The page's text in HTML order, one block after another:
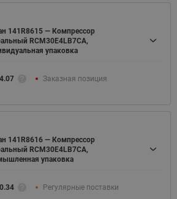
141R8615 — Компрессор
RCM30E4LB7CA,
упаковка
Заказная позиция
141R8616 — Компрессор
RCM30E4LB7CA,
упаковка
Регулярные поставки